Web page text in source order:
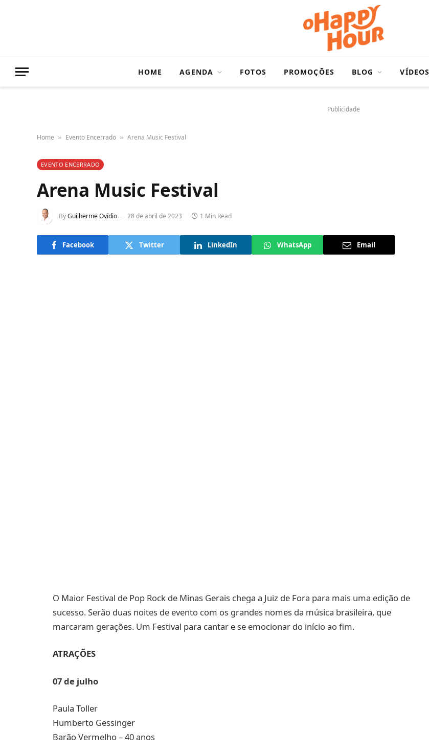
HOME AGENDA FOTOS PROMOÇÕES BLOG VÍDEOS
Publicidade
Home » Evento Encerrado » Arena Music Festival
EVENTO ENCERRADO
Arena Music Festival
ByGuilherme Ovídio 28 de abril de 2023 1 Min Read
Facebook Twitter LinkedIn WhatsApp Email
O Maior Festival de Pop Rock de Minas Gerais chega a Juiz de Fora para mais uma edição de
sucesso. Serão duas noites de evento com os grandes nomes da música brasileira, que
marcaram gerações. Um Festival para cantar e se emocionar do início ao fim.
ATRAÇÕES
07 de julho
Paula Toller
Humberto Gessinger
Barão Vermelho – 40 anos